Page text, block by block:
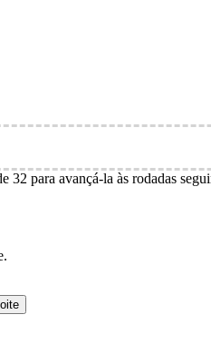
32 para avançá-la às rodadas